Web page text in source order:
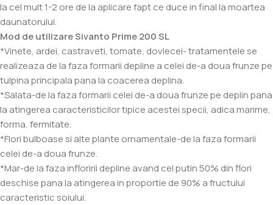
la cel mult 1-2 ore de la aplicare fapt ce duce in final la moartea
daunatorului.
Mod de utilizare Sivanto Prime 200 SL
*Vinete, ardei, castraveti, tomate, dovlecei- tratamentele se
realizeaza de la faza formarii depline a celei de-a doua frunze pe
tulpina principala pana la coacerea deplina.
*Salata-de la faza formarii celei de-a doua frunze pe deplin pana
la atingerea caracteristicilor tipice acestei specii, adica marime,
forma, fermitate.
*Flori bulboase si alte plante ornamentale-de la faza formarii
celei de-a doua frunze.
*Mar-de la faza infloririi depline avand cel putin 50% din flori
deschise pana la atingerea in proportie de 90% a fructului
caracteristic soiului.